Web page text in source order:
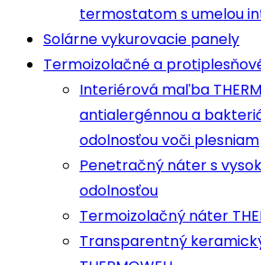
termostatom s umelou
Solárne vykurovacie panely
Termoizolačné a
Interiérová maľba
antialergénnou a
odolnosťou voči plesniam
Penetračný náter s
odolnosťou
Termoizolačný náter
Transparentný